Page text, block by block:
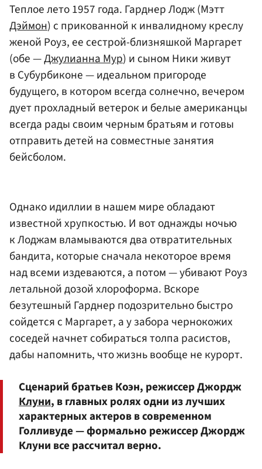
Теплое лето 1957 года. Гарднер Лодж (Мэтт
Дэймон) с прикованной к инвалидному креслу
женой Роуз, ее сестрой-близняшкой Маргарет
(обе —Джулианна Мур) и сыном Ники живут
в Субурбиконе — идеальном пригороде
будущего, в котором всегда солнечно, вечером
дует прохладный ветерок и белые американцы
всегда рады своим черным братьям и готовы
отправить детей на совместные занятия
бейсболом.
Однако идиллии в нашем мире обладают
известной хрупкостью. И вот однажды ночью
к Лоджам вламываются два отвратительных
бандита, которые сначала некоторое время
над всеми издеваются, а потом — убивают Роуз
летальной дозой хлороформа. Вскоре
безутешный Гарднер подозрительно быстро
сойдется с Маргарет, а у забора чернокожих
соседей начнет собираться толпа расистов,
дабы напомнить, что жизнь вообще не курорт.
Сценарий братьев Коэн, режиссер Джордж
Клуни, в главных ролях одни из лучших
характерных актеров в современном
Голливуде — формально режиссер Джордж
Клуни все рассчитал верно.